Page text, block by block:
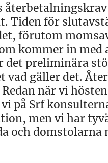
Tiden för
förutom
kommer in
preliminära
gäller det.
när vi
på Srf
men vi har
och domstolarna